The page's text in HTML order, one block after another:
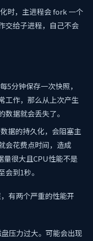
时，主进程会 fork 一个
交给子进程，自己不会
5分钟保存一次快照，
工作，那么从上次产生
据就会丢失了。
据的持久化，会阻塞主
会花费点时间，造成
量很大且CPU性能不是
到1秒。
有两个严重的性能开
压力过大。可能会出现